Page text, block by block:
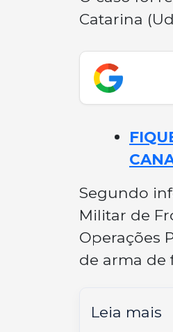
Catarina
Segundo
Militar de
Operações
de arma de
Leia mais